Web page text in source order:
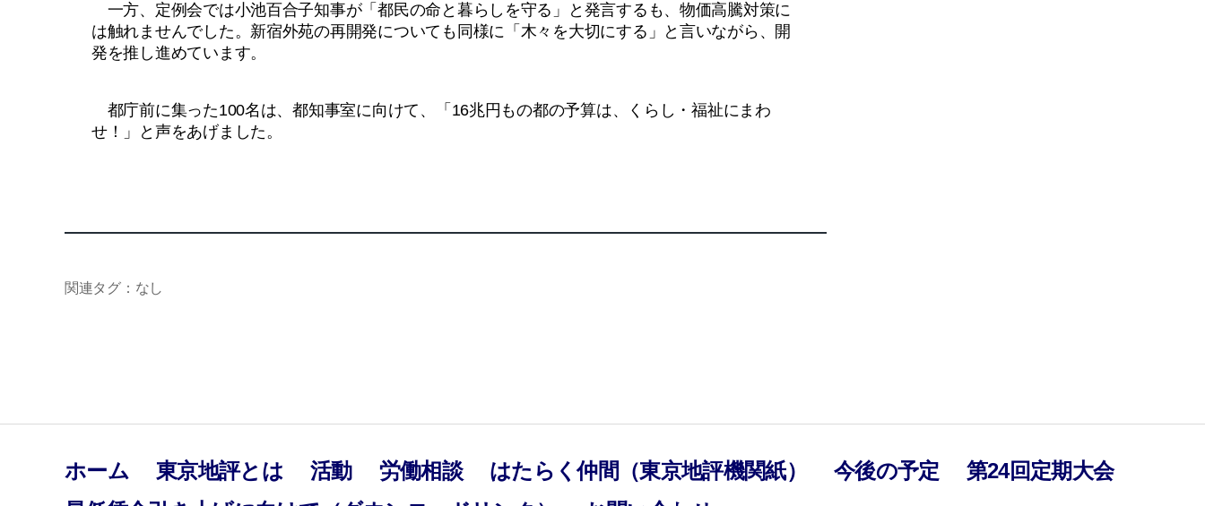
一方、定例会では小池百合子知事が「都民の命と暮らしを守る」と発言するも、物価高騰対策に
は触れませんでした。新宿外苑の再開発についても同様に「木々を大切にする」と言いながら、開
発を推し進めています。
都庁前に集った100名は、都知事室に向けて、「16兆円もの都の予算は、くらし・福祉にまわ
せ！」と声をあげました。
関連タグ：なし
ホーム 東京地評とは 活動 労働相談 はたらく仲間（東京地評機関紙） 今後の予定
第24回定期大会